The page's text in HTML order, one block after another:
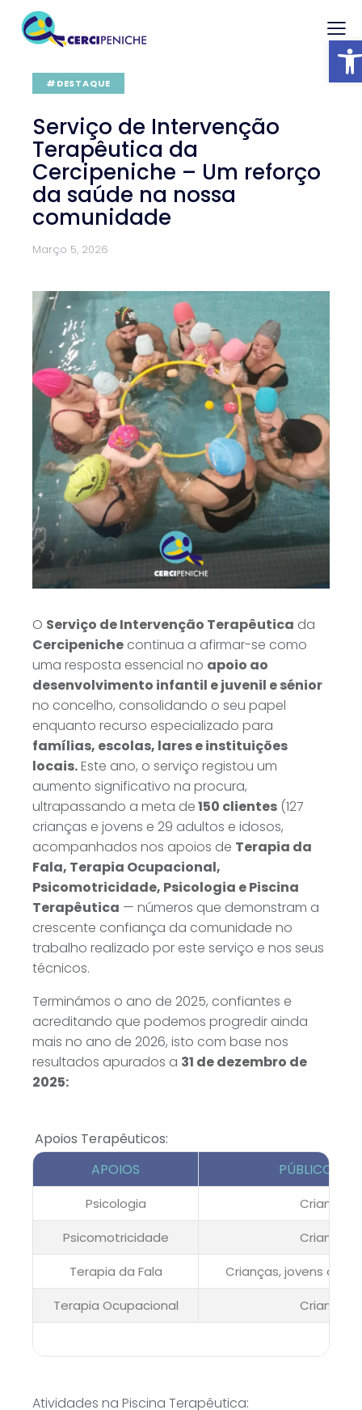
Abrir barra
#DESTAQUE
Serviço de Intervenção
Terapêutica da
Cercipeniche – Um reforço
da saúde na nossa
comunidade
Março 5, 2026
O Serviço de Intervenção Terapêutica da
Cercipeniche continua a afirmar-se como
uma resposta essencial no apoio ao
desenvolvimento infantil e juvenil e sénior
no concelho, consolidando o seu papel
enquanto recurso especializado para
famílias, escolas, lares e instituições
locais.Este ano, o serviço registou um
aumento significativo na procura,
ultrapassando a meta de150 clientes (127
crianças e jovens e 29 adultos e idosos,
acompanhados nos apoios de Terapia da
Fala, Terapia Ocupacional,
Psicomotricidade, Psicologia e Piscina
Terapêutica — números que demonstram a
crescente confiança da comunidade no
trabalho realizado por este serviço e nos seus
técnicos.
Terminámos o ano de 2025, confiantes e
acreditando que podemos progredir ainda
mais no ano de 2026, isto com base nos
resultados apurados a 31 de dezembro de
2025:
Apoios Terapêuticos:
APOIOS
PÚBLICO-
Psicologia
Crianças
Psicomotricidade
Crianças
Terapia da Fala
Crianças, jovens
Terapia Ocupacional
Crianças
Atividades na Piscina Terapêutica: